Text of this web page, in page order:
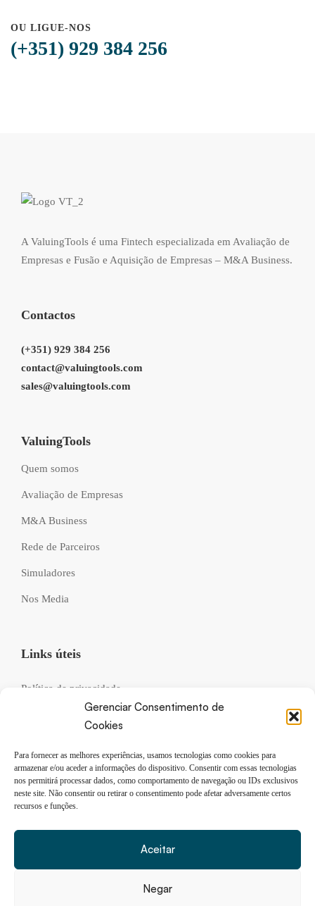
Gerenciar Consentimento de
Cookies
Para fornecer as melhores experiências, usamos tecnologias como cookies para
armazenar e/ou aceder a informações do dispositivo. Consentir com essas tecnologias
nos permitirá processar dados, como comportamento de navegação ou IDs exclusivos
neste site. Não consentir ou retirar o consentimento pode afetar adversamente certos
recursos e funções.
Aceitar
Negar
OU LIGUE-NOS
(+351) 929 384 256
A ValuingTools é uma Fintech especializada em Avaliação de
Empresas e Fusão e Aquisição de Empresas – M&A Business.
Contactos
(+351) 929 384 256
contact@valuingtools.com
sales@valuingtools.com
ValuingTools
Quem somos
Avaliação de Empresas
M&A Business
Rede de Parceiros
Simuladores
Nos Media
Links úteis
Política de privacidade
Livro de reclamações
FAQs